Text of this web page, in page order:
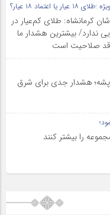
اعتماد ۱۸ عیار؟
کرمانشاه: طلای کم‌عیار در
ندارد/ بیشترین هشدار ما
فاقد صلاحیت است
پشه؛ هشدار جدی برای شرق
را بیشتر کنند